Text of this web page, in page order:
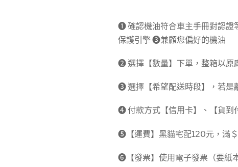
➊ 確認機油符合車主手冊對認證
保護引擎 ➌兼顧您偏好的機油
➋ 選擇【數量】下單，整箱以原
➌ 選擇【希望配送時段】，若是
➍ 付款方式【信用卡】、【貨到
➎【運費】黑貓宅配120元，滿
➏【發票】使用電子發票（要紙